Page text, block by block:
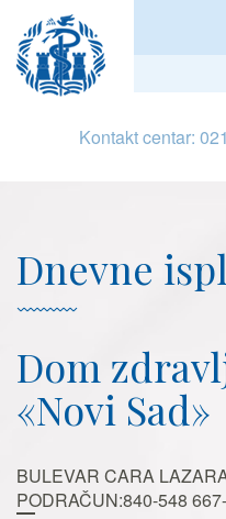
Kontakt centar:
Dnevne
Dom
«Novi Sad»
BULEVAR CARA
PODRAČUN:840-548